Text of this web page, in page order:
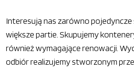
Interesują nas zarówno pojedyncze
większe partie. Skupujemy
również wymagające renowacji.
odbiór realizujemy stworzonym